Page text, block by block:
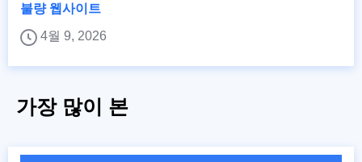
불량 웹사이트
4월 9, 2026
가장 많이 본